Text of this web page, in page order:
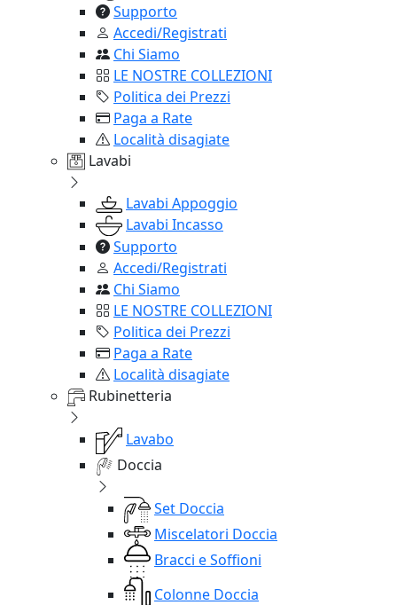
Supporto
Accedi/Registrati
Chi Siamo
LE NOSTRE COLLEZIONI
Politica dei Prezzi
Paga a Rate
Località disagiate
Lavabi
Lavabi Appoggio
Lavabi Incasso
Supporto
Accedi/Registrati
Chi Siamo
LE NOSTRE COLLEZIONI
Politica dei Prezzi
Paga a Rate
Località disagiate
Rubinetteria
Lavabo
Doccia
Set Doccia
Miscelatori Doccia
Bracci e Soffioni
Colonne Doccia